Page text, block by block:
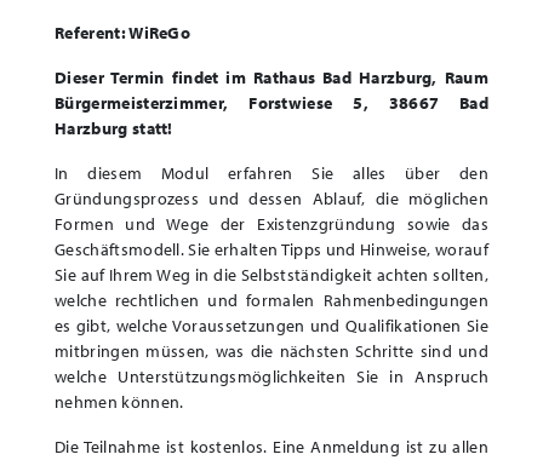
Referent: WiReGo
Dieser Termin findet im Rathaus Bad Harzburg, Raum
Bürgermeisterzimmer, Forstwiese 5, 38667 Bad
Harzburg statt!
In diesem Modul erfahren Sie alles über den
Gründungsprozess und dessen Ablauf, die möglichen
Formen und Wege der Existenzgründung sowie das
Geschäftsmodell. Sie erhalten Tipps und Hinweise, worauf
Sie auf Ihrem Weg in die Selbstständigkeit achten sollten,
welche rechtlichen und formalen Rahmenbedingungen
es gibt, welche Voraussetzungen und Qualifikationen Sie
mitbringen müssen, was die nächsten Schritte sind und
welche Unterstützungsmöglichkeiten Sie in Anspruch
nehmen können.
Die Teilnahme ist kostenlos. Eine Anmeldung ist zu allen